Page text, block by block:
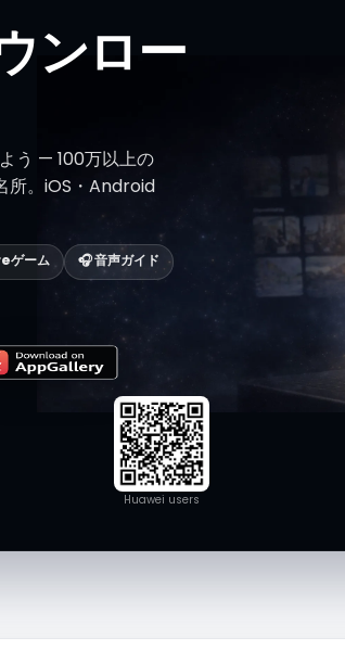
ンロー
う — 100万以上の
所。iOS・Android
ゲーム
🎧 音声ガイド
Huawei users